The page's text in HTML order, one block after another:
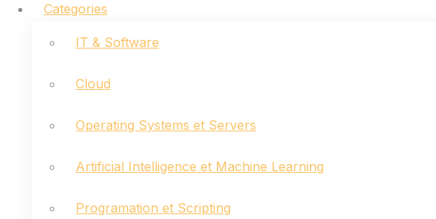
Categories
IT & Software
Cloud
Operating Systems et Servers
Artificial Intelligence et Machine Learning
Programation et Scripting